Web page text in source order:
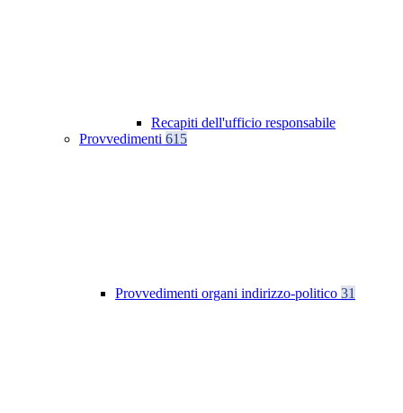
Recapiti dell'ufficio responsabile
Provvedimenti 615
Provvedimenti organi indirizzo-politico 31